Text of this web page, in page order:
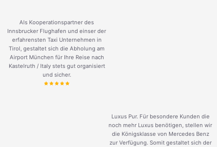
Als Kooperationspartner des
Innsbrucker Flughafen und einser der
erfahrensten Taxi Unternehmen in
Tirol, gestaltet sich die Abholung am
Airport München für Ihre Reise nach
Kastelruth / Italy stets gut organisiert
und sicher.
Luxus Pur. Für besondere Kunden die
noch mehr Luxus benötigen, stellen wir
die Königsklasse von Mercedes Benz
zur Verfügung. Somit gestaltet sich der